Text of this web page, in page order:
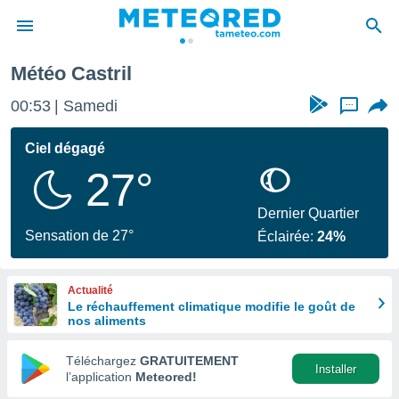
de
en
Météo Castril
00:53 Samedi ...
Ciel dégagé
27°
Sensation de 27°
Dernier Quartier
Éclairée:24%
Actualité
Le réchauffement climatique modifie le goût de
nos aliments
Téléchargez GRATUITEMENT
l’application Meteored!
Installer